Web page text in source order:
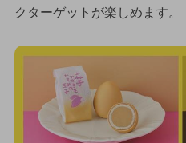
クターゲットが楽しめます。